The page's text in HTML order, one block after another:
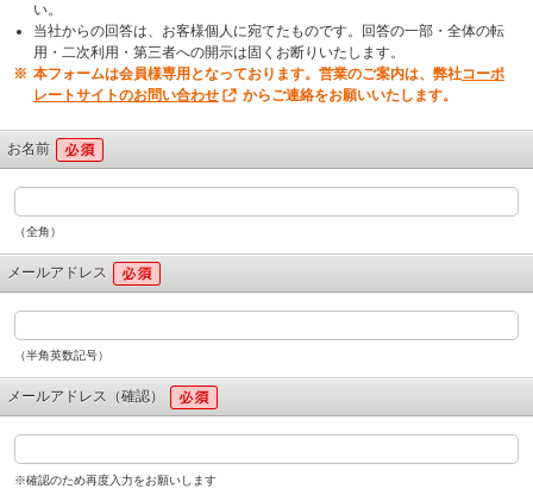
い。
当社からの回答は、お客様個人に宛てたものです。回答の一部・全体の転
用・二次利用・第三者への開示は固くお断りいたします。
本フォームは会員様専用となっております。営業のご案内は、弊社コーポ
レートサイトのお問い合わせ
からご連絡をお願いいたします。
お名前
（全角）
メールアドレス
（半角英数記号）
メールアドレス（確認）
※確認のため再度入力をお願いします